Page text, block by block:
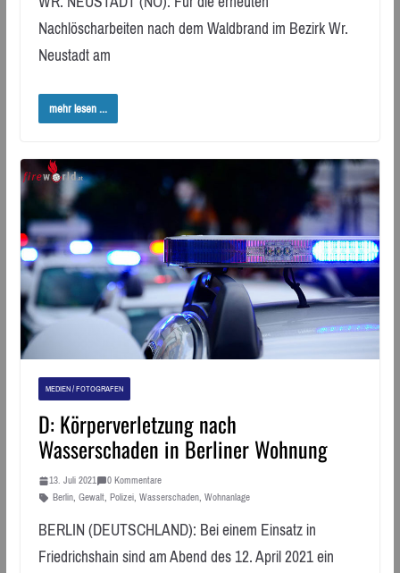
Nachlöscharbeiten nach dem Waldbrand im Bezirk Wr.
Neustadt am
mehr lesen ...
MEDIEN / FOTOGRAFEN
D: Körperverletzung nach
Wasserschaden in Berliner Wohnung
13. Juli 2021
0 Kommentare
Berlin, Gewalt, Polizei, Wasserschaden, Wohnanlage
BERLIN (DEUTSCHLAND): Bei einem Einsatz in
Friedrichshain sind am Abend des 12. April 2021 ein